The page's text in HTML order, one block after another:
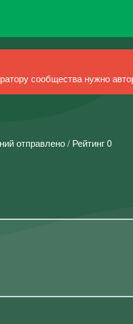
сообщества нужно
отправлено / Рейтинг 0